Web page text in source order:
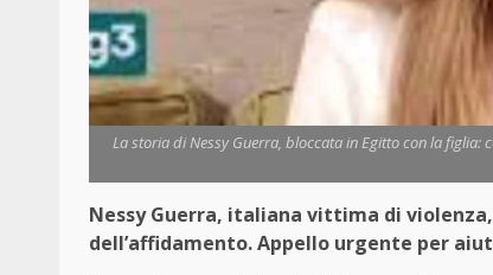
La storia di Nessy Guerra, bloccata in Egitto con la
Nessy Guerra, italiana vittima di
dell’affidamento. Appello urgente per